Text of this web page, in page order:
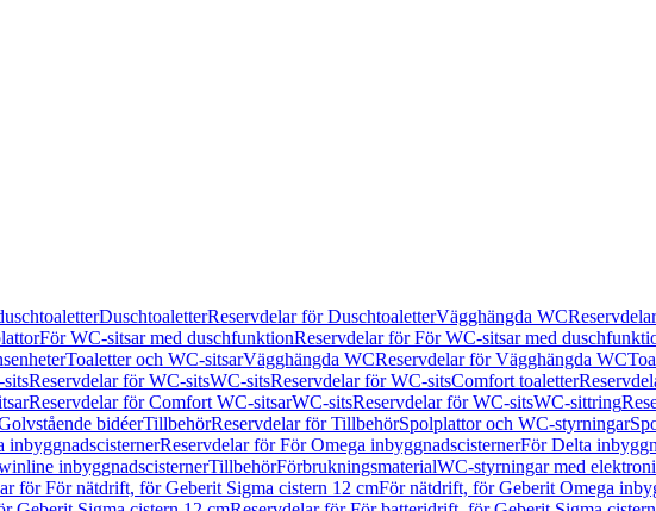
DuschtoaletterReservdelar för DuschtoaletterVägghängda WC
För WC-sitsar med duschfunktionReservdelar för För WC-sitsar med
Toaletter och WC-sitsarVägghängda WCReservdelar för Vägghängda WC
Reservdelar för WC-sitsWC-sitsReservdelar för WC-sitsComfort toaletter
Reservdelar för Comfort WC-sitsarWC-sitsReservdelar för WC-sitsWC-sittring
bidéerTillbehörReservdelar för TillbehörSpolplattor och WC-styrningar
inbyggnadscisternerReservdelar för För Omega inbyggnadscisternerFör Delta
inbyggnadscisternerTillbehörFörbrukningsmaterialWC-styrningar med
för För nätdrift, för Geberit Sigma cistern 12 cmFör nätdrift, för Geberit Omega